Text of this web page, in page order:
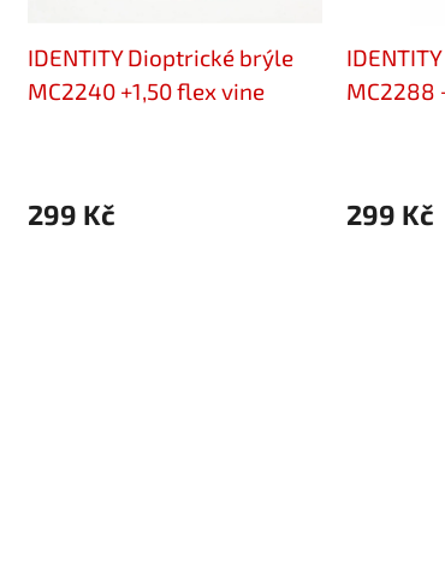
IDENTITY Dioptrické brýle
MC2240 +1,50 flex vine
299 Kč
MC2288
299 Kč